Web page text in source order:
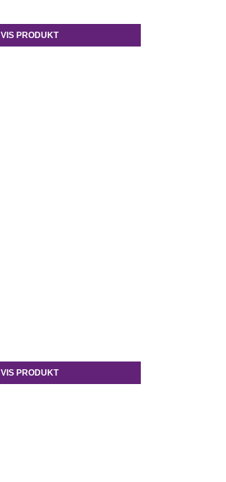
VIS PRODUKT
VIS PRODUKT